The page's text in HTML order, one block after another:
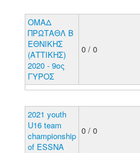
ΟΜΑΔ
ΠΡΩΤΑΘΛ Β
ΕΘΝΙΚΗΣ
(ΑΤΤΙΚΗΣ)
2020 - 9ος
ΓΥΡΟΣ
0 / 0
2021 youth
U16 team
championship
of ESSNA
0 / 0